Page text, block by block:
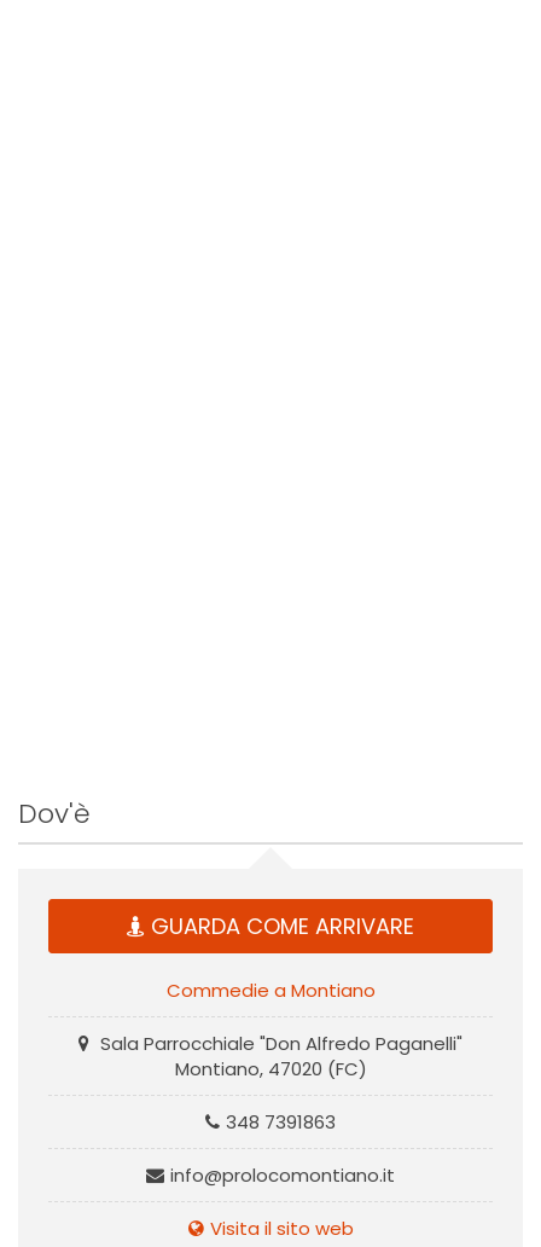
Dov'è
GUARDA COME ARRIVARE
Commedie a Montiano
Sala Parrocchiale "Don Alfredo Paganelli"
Montiano, 47020 (FC)
348 7391863
info@prolocomontiano.it
Visita il sito web